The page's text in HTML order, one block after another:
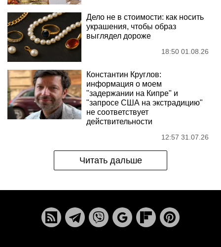
Дело не в стоимости: как носить
украшения, чтобы образ
выглядел дороже
18:50 01.08.26
Константин Круглов:
информация о моем
"задержании на Кипре" и
"запросе США на экстрадицию"
не соответствует
действительности
12:57 31.07.26
Читать дальше